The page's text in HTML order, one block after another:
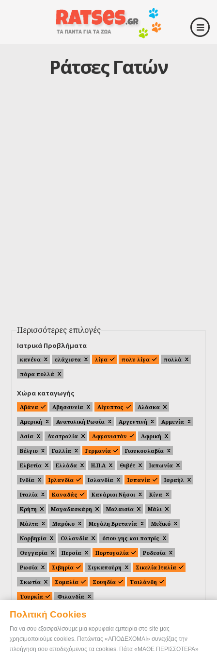
Πολιτική Cookies
Για να σου εξασφαλίσουμε μια κορυφαία εμπειρία στο site μας
χρησιμοποιούμε cookies. Πατώντας «ΑΠΟΔΕΧΟΜΑΙ» συνεχίζεις την
πλοήγηση σου αποδεχόμενος τα cookies. Πάτα «ΜΑΘΕ ΠΕΡΙΣΣΟΤΕΡΑ»
Ράτσες Γατών
Περισσότερες επιλογές
Ιατρικά Προβλήματα
κανένα ελάχιστα λίγα πολυ λίγα
πολλά
πάρα πολλά
Χώρα καταγωγής
Αβάνα Αβησσυνία Αίγυπτος
Αλάσκα
Αμερική
Ανατολική Ρωσία Αργεντινή
Αρμενία
Ασία
Αυστραλία Αφγανιστάν
Αφρική
Βέλγιο
Γαλλία Γερμανία
Γιουκοσλαβία
Ελβετία
Ελλάδα Η.Π.Α Θιβέτ
Ιαπωνία
Ινδία
Ιρλανδία Ισλανδία Ισπανία
Ισραήλ
Ιταλία
Καναδάς Κανάριοι Νήσοι
Κίνα
Κρήτη
Μαγαδασκάρη Μαλαισία
Μάλι
Μάλτα
Μαρόκο Μεγάλη Βρετανία
Μεξικό
Νορβηγία
Ολλανδία
όπου γης και πατρίς
Ουγγαρία
Περσία Πορτογαλία
Ροδεσία
Ρωσία
Σιβηρία Σιγκαπούρη
Σικελία Ιταλία
Σκωτία
Σομαλία Σουηδία
Ταιλάνδη
Τουρκία
Φιλανδία